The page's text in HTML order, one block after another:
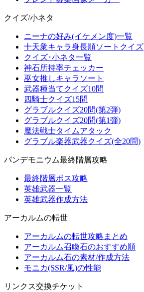
クイズ/小ネタ
ニーナの好み(イケメン度)一覧
十天衆キャラ身長順ソートクイズ
クイズ･小ネタ一覧
神石所持率チェッカー
巫女推しキャラソート
武器種当てクイズ10問
四騎士クイズ15問
グラブルクイズ20問(第2弾)
グラブルクイズ20問(第1弾)
魔法戦士タイムアタック
グラブル楽器武器クイズ(全20問)
パンデモニウム最終階層攻略
最終階層ボス攻略
英雄武器一覧
英雄武器作成方法
アーカルムの転世
アーカルムの転世攻略まとめ
アーカルム召喚石のおすすめ順
アーカルム石の素材/作成方法
モニカ(SSR/風)の性能
リンクス交換チケット